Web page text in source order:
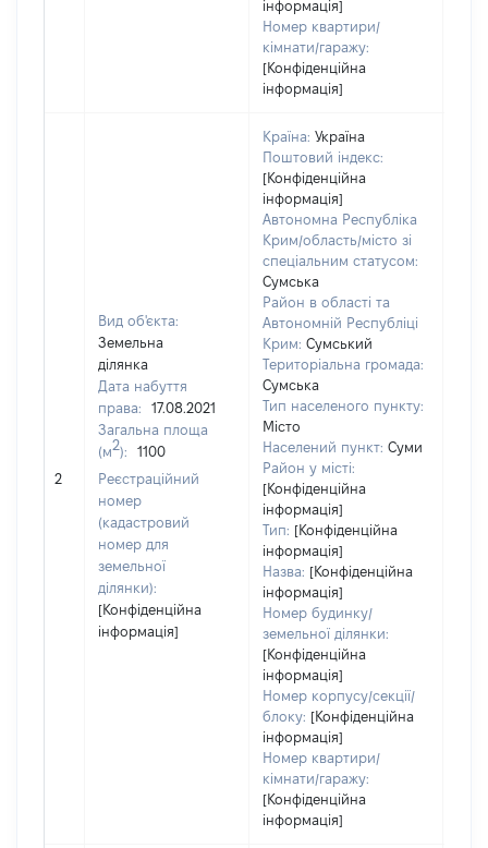
інформація]
Номер квартири/
кімнати/гаражу:
[Конфіденційна
інформація]
2
Вид об'єкта:
Земельна
ділянка
Дата набуття
права:
17.08.2021
Загальна площа
(м2):
1100
Реєстраційний
номер
(кадастровий
номер для
земельної
ділянки):
[Конфіденційна
інформація]
Країна: Україна
Поштовий індекс:
[Конфіденційна
інформація]
Автономна Республіка
Крим/область/місто зі
спеціальним статусом:
Сумська
Район в області та
Автономній Республіці
Крим: Сумський
Територіальна громада:
Сумська
Тип населеного пункту:
Місто
Населений пункт: Суми
Район у місті:
[Конфіденційна
інформація]
Тип: [Конфіденційна
інформація]
Назва: [Конфіденційна
інформація]
Номер будинку/
земельної ділянки:
[Конфіденційна
інформація]
Номер корпусу/секції/
блоку: [Конфіденційна
інформація]
Номер квартири/
кімнати/гаражу:
[Конфіденційна
інформація]